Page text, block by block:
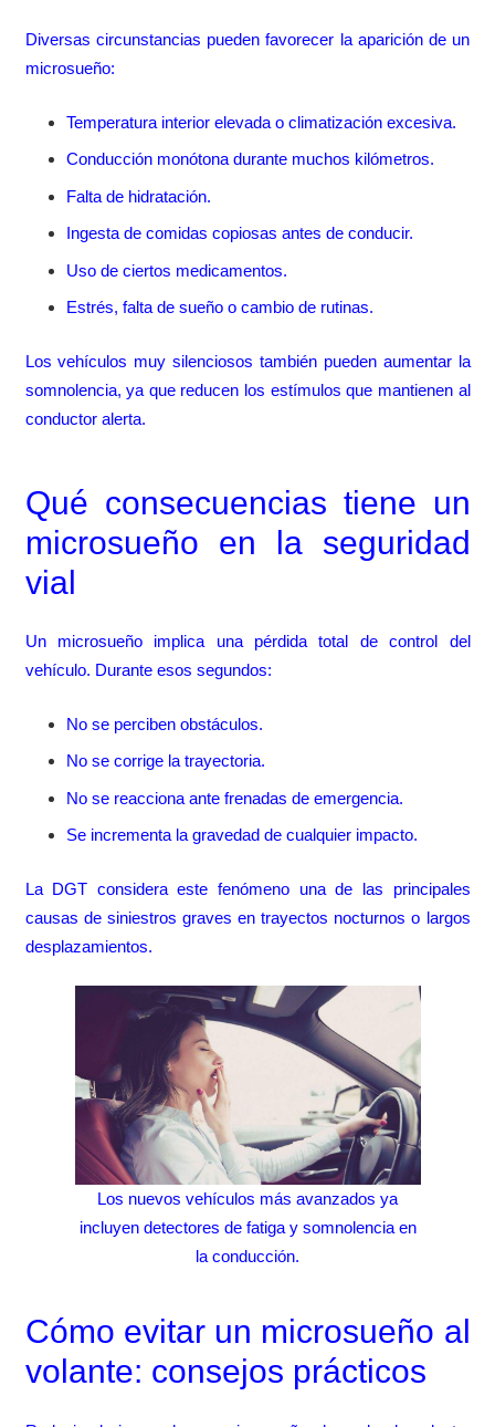
Diversas circunstancias pueden favorecer la aparición de un
microsueño:
Temperatura interior elevada o climatización excesiva.
Conducción monótona durante muchos kilómetros.
Falta de hidratación.
Ingesta de comidas copiosas antes de conducir.
Uso de ciertos medicamentos.
Estrés, falta de sueño o cambio de rutinas.
Los vehículos muy silenciosos también pueden aumentar la
somnolencia, ya que reducen los estímulos que mantienen al
conductor alerta.
Qué consecuencias tiene un
microsueño en la seguridad
vial
Un microsueño implica una pérdida total de control del
vehículo. Durante esos segundos:
No se perciben obstáculos.
No se corrige la trayectoria.
No se reacciona ante frenadas de emergencia.
Se incrementa la gravedad de cualquier impacto.
La DGT considera este fenómeno una de las principales
causas de siniestros graves en trayectos nocturnos o largos
desplazamientos.
Los nuevos vehículos más avanzados ya
incluyen detectores de fatiga y somnolencia en
la conducción.
Cómo evitar un microsueño al
volante: consejos prácticos